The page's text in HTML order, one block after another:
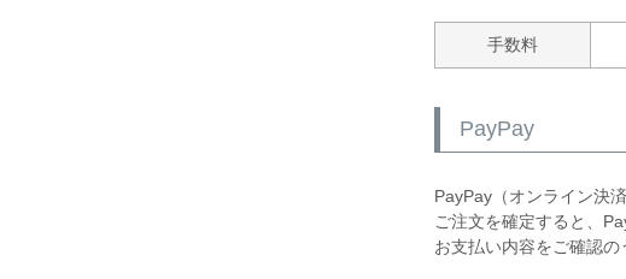
手数料
PayPay
PayPay（オンライン決
ご注文を確定すると、
お支払い内容をご確認の